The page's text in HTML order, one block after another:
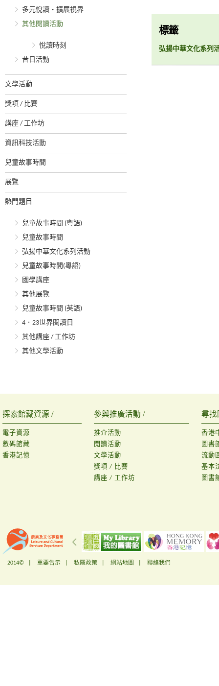
多元悅讀‧擴展視界
其他閱讀活動
悅讀時刻
昔日活動
文學活動
獎項 / 比賽
講座 / 工作坊
資訊科技活動
兒童故事時間
展覽
熱門題目
兒童故事時間 (粵語)
兒童故事時間
弘揚中華文化系列活動
兒童故事時間(粵語)
國學講座
其他展覽
兒童故事時間 (英語)
4．23世界閱讀日
其他講座 / 工作坊
其他文學活動
標籤
弘揚中華文化系列
探索館藏資源 /
電子資源
數碼館藏
香港記憶
參與推廣活動 /
推介活動
閱讀活動
文學活動
獎項 / 比賽
講座 / 工作坊
尋找
香港
圖書
流動
基本
圖書
2014© | 重要告示 私隱政策 網站地圖 聯絡我們